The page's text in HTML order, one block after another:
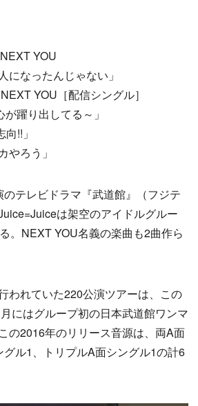
YOU
になったんじゃない」
YOU［配信シングル］
躍り出してる～」
!!」
やろう」
テレビドラマ『武道館』（フジテ
は架空のアイドルグルー
。NEXT YOU名義の楽曲も2曲作ら
われていた220公演ツアーは、この
にはグループ初の日本武道館ワンマ
の2016年のリリース音源は、両A面
グル1、トリプルA面シングル1の計6